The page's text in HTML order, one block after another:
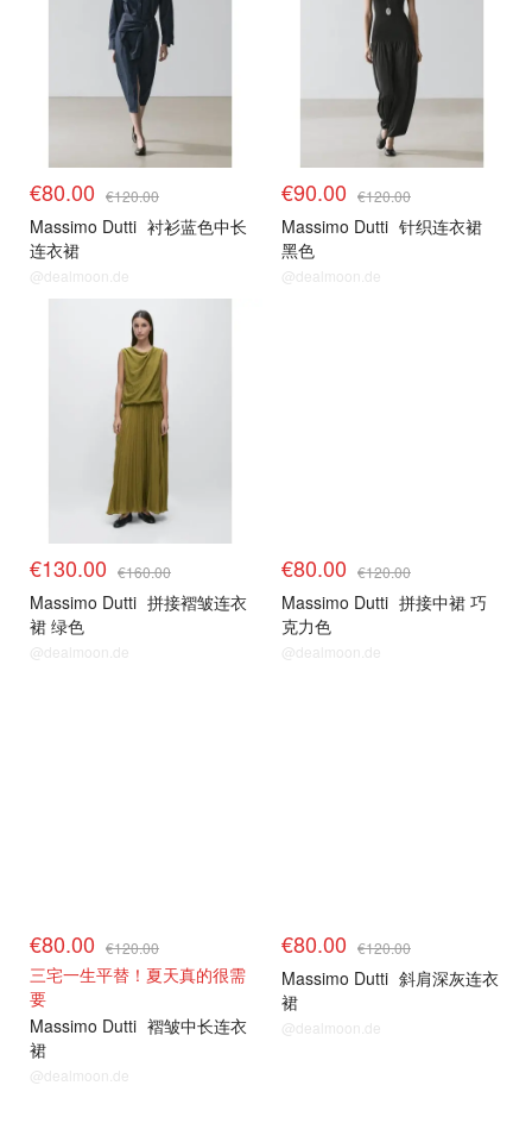
€80.00 €120.00
Massimo Dutti 衬衫蓝色中长
连衣裙
@dealmoon.de
€90.00 €120.00
Massimo Dutti 针织连衣裙
黑色
@dealmoon.de
€130.00 €160.00
Massimo Dutti 拼接褶皱连衣
裙 绿色
@dealmoon.de
€80.00 €120.00
Massimo Dutti 拼接中裙 巧
克力色
@dealmoon.de
€80.00 €120.00
三宅一生平替！夏天真的很需
要
Massimo Dutti 褶皱中长连衣
裙
@dealmoon.de
€80.00 €120.00
Massimo Dutti 斜肩深灰连衣
裙
@dealmoon.de